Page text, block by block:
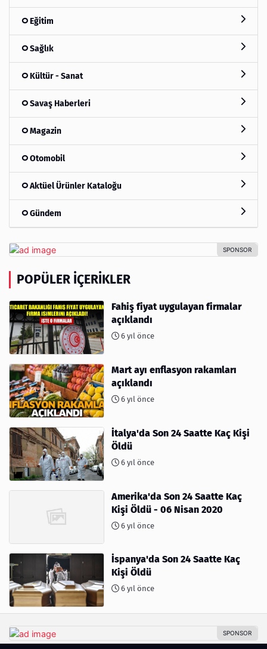
Eğitim
Sağlık
Kültür - Sanat
Savaş Haberleri
Magazin
Otomobil
Aktüel Ürünler Kataloğu
Gündem
POPÜLER İÇERIKLER
Fahiş fiyat uygulayan firmalar
açıklandı
6 yıl önce
Mart ayı enflasyon rakamları
açıklandı
6 yıl önce
İtalya'da Son 24 Saatte Kaç Kişi
Öldü
6 yıl önce
Amerika'da Son 24 Saatte Kaç
Kişi Öldü - 06 Nisan 2020
6 yıl önce
İspanya'da Son 24 Saatte Kaç
Kişi Öldü
6 yıl önce